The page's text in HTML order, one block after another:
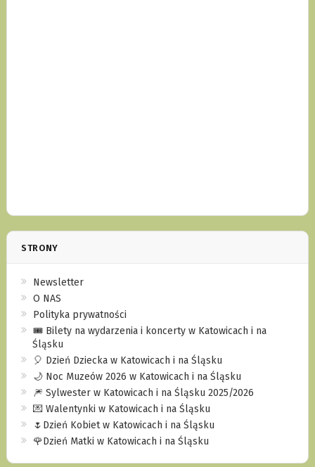
STRONY
Newsletter
O NAS
Polityka prywatności
🎟️ Bilety na wydarzenia i koncerty w Katowicach i na
Śląsku
🎈 Dzień Dziecka w Katowicach i na Śląsku
🌙 Noc Muzeów 2026 w Katowicach i na Śląsku
🎆 Sylwester w Katowicach i na Śląsku 2025/2026
💌 Walentynki w Katowicach i na Śląsku
🌷Dzień Kobiet w Katowicach i na Śląsku
🌹Dzień Matki w Katowicach i na Śląsku